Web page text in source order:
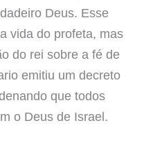
Deus. Esse
vida do profeta, mas
do rei sobre a fé de
emitiu um decreto
que todos
o Deus de Israel.